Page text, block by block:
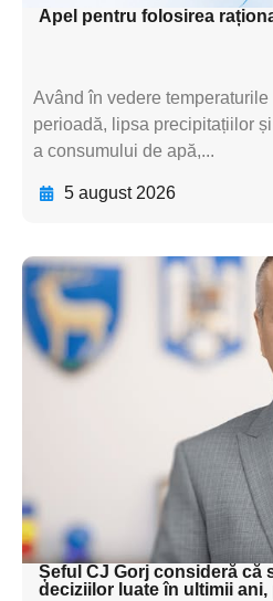
Apel pentru folosirea
Având în vedere
perioadă, lipsa precipitațiilor
a consumului de apă,...
5 august 2026
Adaugă aici
textul pentru
textul pentru
textul pentru
Șeful CJ Gorj consideră că
deciziilor luate în ultimii